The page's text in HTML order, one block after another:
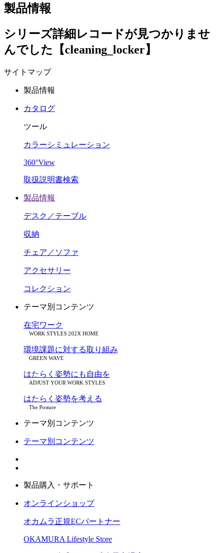
製品情報
シリーズ詳細レコードが見つかりませ
んでした【cleaning_locker】
サイトマップ
製品情報
カタログ
ツール
カラーシミュレーション
360°View
取扱説明書検索
製品情報
デスク／テーブル
収納
チェア／ソファ
アクセサリー
コレクション
テーマ別コンテンツ
在宅ワーク
WORK STYLES 202X HOME
環境課題に対する取り組み
GREEN WAVE
はたらく姿勢にも自由を
ADJUST YOUR WORK STYLES
はたらく姿勢を考える
The Posture
テーマ別コンテンツ
テーマ別コンテンツ
製品購入・サポート
オンラインショップ
オカムラ正規ECパートナー
OKAMURA Lifestyle Store